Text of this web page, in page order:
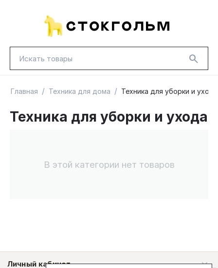
Главная / Техника для дома / Техника для уборки и ухода
Техника для уборки и ухода
В этой категории нет товаров
Личный кабинет